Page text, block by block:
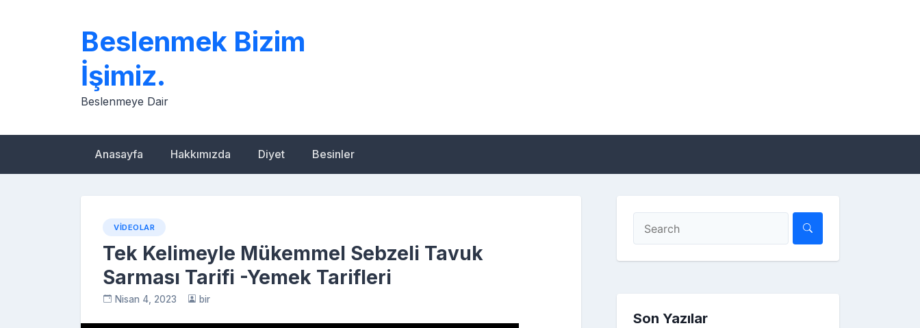
Beslenmek Bizim
İşimiz.
Beslenmeye Dair
Anasayfa Hakkımızda Diyet Besinler
VIDEOLAR
Tek Kelimeyle Mükemmel Sebzeli Tavuk
Sarması Tarifi -Yemek Tarifleri
Nisan 4, 2023 bir
Son Yazılar